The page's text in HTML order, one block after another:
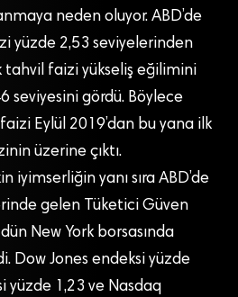
neden oluyor. ABD’de
yüzde 2,53 seviyelerinden
tahvil faizi yükseliş eğilimini
seviyesini gördü. Böylece
faizi Eylül 2019’dan bu yana ilk
üzerine çıktı.
iyimserliğin yanı sıra ABD’de
gelen Tüketici Güven
New York borsasında
Dow Jones endeksi yüzde
yüzde 1,23 ve Nasdaq